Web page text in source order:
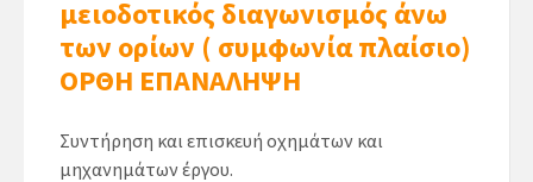
μειοδοτικός διαγωνισμός άνω
των ορίων ( συμφωνία πλαίσιο)
ΟΡΘΗ ΕΠΑΝΑΛΗΨΗ
Συντήρηση και επισκευή οχημάτων και
μηχανημάτων έργου.